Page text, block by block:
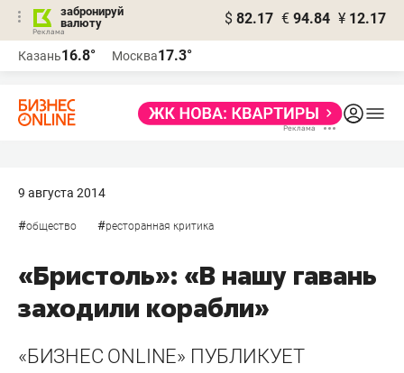
забронируй
валюту
$ 82.17 € 94.84 ¥ 12.17
Казань16.8° Москва17.3°
9 августа 2014
#общество #ресторанная критика
«Бристоль»: «В нашу гавань
заходили корабли»
«БИЗНЕС ONLINE» ПУБЛИКУЕТ